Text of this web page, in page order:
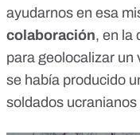
ayudarnos en esa
colaboración, en la
para geolocalizar un
se había producido
soldados